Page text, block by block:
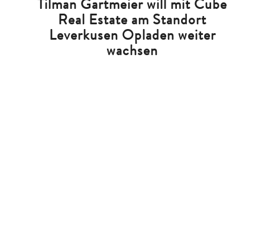
Tilman Gartmeier will mit Cube
Real Estate am Standort
Leverkusen Opladen weiter
wachsen